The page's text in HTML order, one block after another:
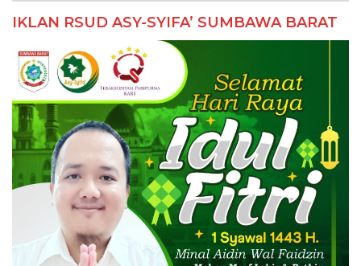
IKLAN RSUD ASY-SYIFA’ SUMBAWA BARAT